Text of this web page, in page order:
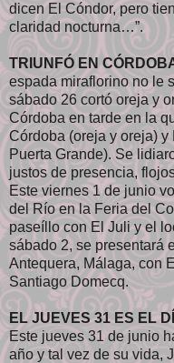
dicen El Cóndor, pero
claridad nocturna…”.
TRIUNFÓ EN
espada miraflorino no le
sábado 26 cortó oreja y
Córdoba en tarde en la
Córdoba (oreja y oreja)
Puerta Grande). Se
justos de presencia,
Este viernes 1 de junio
del Río en la Feria del
paseíllo con El Juli y el
sábado 2, se presentará
Antequera, Málaga, con
Santiago Domecq.
EL JUEVES 31 ES EL
Este jueves 31 de junio
año y tal vez de su vida,